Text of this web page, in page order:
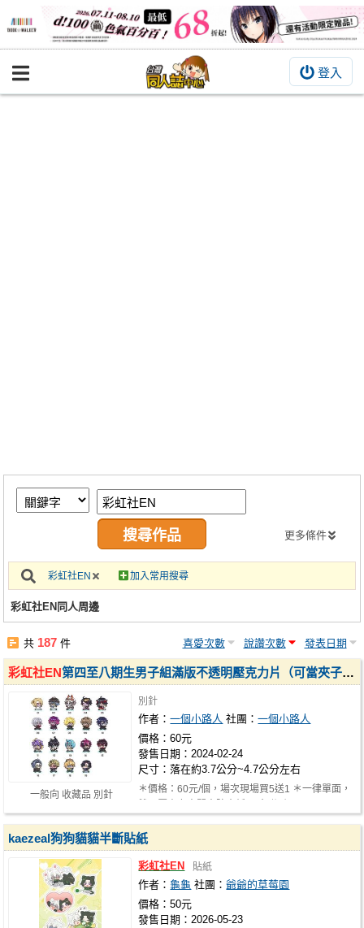
登入
BOOKY書集倉庫
繪圖藝廊
交流中心
攤位轉讓區
會員功能選單
註冊會員
更多條件
彩虹社EN 加入常用搜尋
彩虹社EN同人周邊
共 187 件 喜愛次數 說讚次數 發表日期
一般向 收藏品 別針
彩虹社EN第四至八期生男子組滿版不透明壓克力片（可當夾子或別針）
別針
作者：一個小路人 社團：一個小路人
價格：60元
發售日期：2024-02-24
尺寸：落在約3.7公分~4.7公分左右
＊價格：60元/個，場次現場買5送1 ＊一律單面，
kaezeal狗狗貓貓半斷貼紙
彩虹社EN 貼紙
作者：龜龜 社團：爺爺的草莓園
價格：50元
發售日期：2026-05-23